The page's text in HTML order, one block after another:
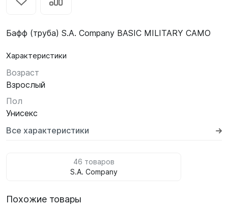
Бафф (труба) S.A. Company BASIC MILITARY CAMO
Характеристики
Возраст
Взрослый
Пол
Унисекс
Все характеристики
46 товаров
S.A. Company
Похожие товары